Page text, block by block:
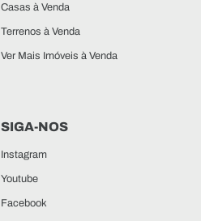
Casas à Venda
Terrenos à Venda
Ver Mais Imóveis à Venda
SIGA-NOS
Instagram
Youtube
Facebook